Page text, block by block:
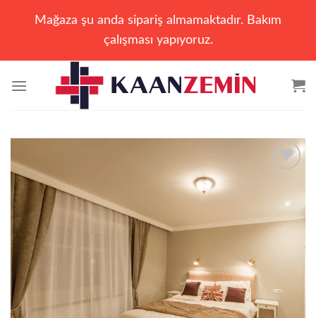
Mağaza şu anda sipariş almamaktadır. Bakım
çalışması yapıyoruz.
atla
Add to
wishlist